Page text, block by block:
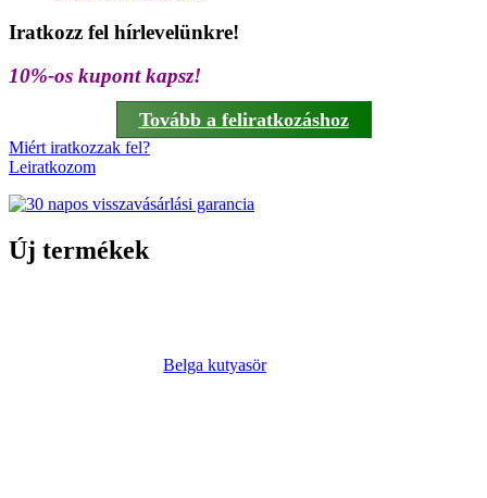
Iratkozz fel hírlevelünkre!
10%-os kupont kapsz!
Tovább a feliratkozáshoz
Miért iratkozzak fel?
Leiratkozom
Új termékek
Belga kutyasör